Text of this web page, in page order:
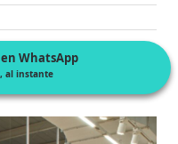
WhatsApp
al instante